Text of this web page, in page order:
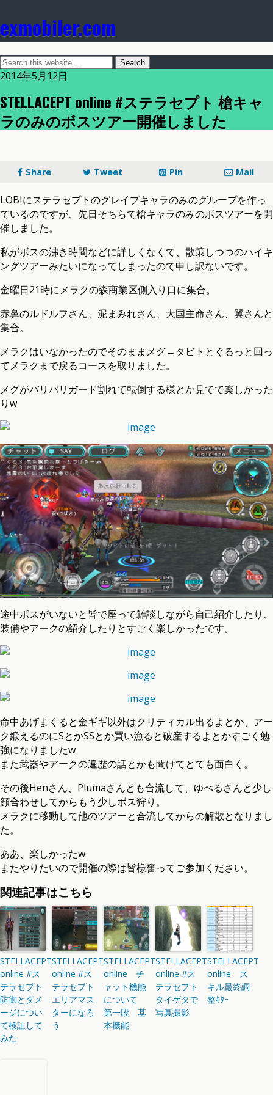
exmobiler.com
2014年5月12日
STELLACEPT online #ステラセプト 槍キャ
ラのみのボスツアー開催しました
Share Tweet Pin Mail
LOBIにステラセプトのグレイブキャラのみのグループを作っ
ているのですが、先日そちらで槍キャラのみのボスツアーを開
催しました。
私がボスの沸き時間などに詳しくなくて、散策しつつのハイキ
ングツアーみたいになってしまったので申し訳ないです。
金曜日21時にメラクの森商業区側入り口に集合。
赤鼻のルドルフさん、泥まみれさん、大国主命さん、翼さんと
集合。
メラクはいなかったのでそのままメグ→タビトとぐるっと回っ
てメラクまで戻るコースを取りました。
メグがバリバリガード割れて転倒する様とか見てて楽しかった
りw
途中ボスがいないと皆で座って雑談しながら自己紹介したり、
装備やアークの紹介したりとすごく楽しかったです。
命中あげまくると金ギギ以外はクリティカル出るよとか、アー
ク鍛えるのにSとかSSとか買い漁ると破産するよとかすごく勉
強になりましたw
また武器やアークの遍歴の話とかも聞けてとても面白く。
その後Henさん、Plumaさんとも合流して、ゆべるさんと少し
顔合わせしてからもう少しボス狩り。
メラクに移動して他のツアーと合流してからの解散となりまし
た。
ああ、楽しかったw
またやりたいので開催の際は皆様奮ってご参加ください。
関連記事はこちら
STELLACEPT
online #ス
テラセプト
防御とダメ
ージについ
て検証して
みた
STELLACEPT
online #ス
テラセプト
エリアマス
ターになろ
う
STELLACEPT
online チ
ャット機能
について
第一段 基
本機能
STELLACEPT
online #ス
テラセプト
タイゲタで
写真撮影
STELLACEPT
online ス
キル最終調
整ｷﾀｰ